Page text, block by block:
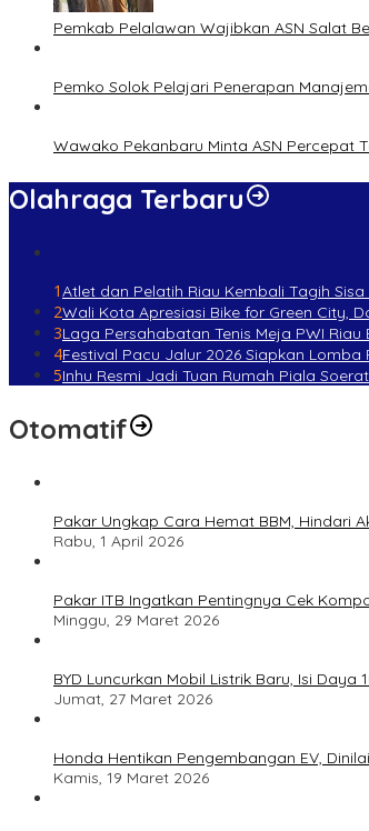
Pemkab Pelalawan Wajibkan ASN Salat
Pemko Solok Pelajari Penerapan
Wawako Pekanbaru Minta ASN Percepat
Olahraga Terbaru
1Atlet dan Pelatih Riau Kembali Tagih
2Wali Kota Apresiasi Bike for Green City,
3Laga Persahabatan Tenis Meja PWI
4Festival Pacu Jalur 2026 Siapkan
5Inhu Resmi Jadi Tuan Rumah Piala
Otomatif
Pakar Ungkap Cara Hemat BBM, Hindari
Rabu, 1 April 2026
Pakar ITB Ingatkan Pentingnya Cek
Minggu, 29 Maret 2026
BYD Luncurkan Mobil Listrik Baru, Isi Daya
Jumat, 27 Maret 2026
Honda Hentikan Pengembangan EV,
Kamis, 19 Maret 2026